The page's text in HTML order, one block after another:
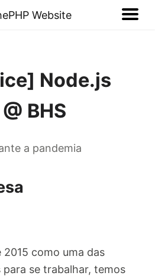
Website
Node.js
BHS
a pandemia
2015 como uma das
para se trabalhar, temos